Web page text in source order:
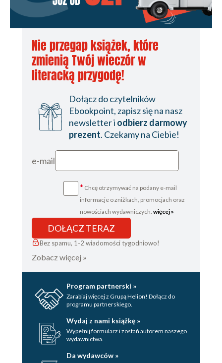
Nie przegap książek, które
zmienią Twój wieczór w
literacką przygodę!
Dołącz do czytelników
Ebookpoint, zapisz się na nasz
newsletter i odbierz darmowy
prezent. Czekamy na Ciebie!
e-mail
* Chcę otrzymywać na podany e-mail
informacje o zniżkach, promocjach oraz
nowościach wydawniczych. więcej »
DOŁĄCZ TERAZ
Bez spamu, 1-2 wiadomości tygodniowo!
Zobacz więcej »
Program partnerski »
Zarabiaj więcej z Grupą Helion! Dołącz do
programu partnerskiego.
Wydaj z nami książkę »
Wypełnij formularz i zostań autorem naszego
wydawnictwa.
Da wydawców »